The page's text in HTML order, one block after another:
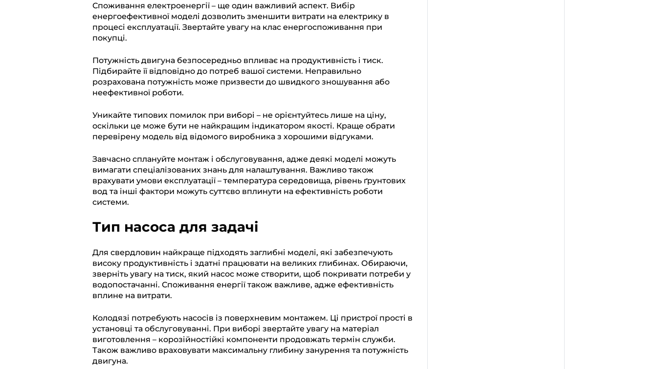
Споживання електроенергії – ще один важливий аспект. Вибір
енергоефективної моделі дозволить зменшити витрати на електрику в
процесі експлуатації. Звертайте увагу на клас енергоспоживання при
покупці.
Потужність двигуна безпосередньо впливає на продуктивність і тиск.
Підбирайте її відповідно до потреб вашої системи. Неправильно
розрахована потужність може призвести до швидкого зношування або
неефективної роботи.
Уникайте типових помилок при виборі – не орієнтуйтесь лише на ціну,
оскільки це може бути не найкращим індикатором якості. Краще обрати
перевірену модель від відомого виробника з хорошими відгуками.
Завчасно сплануйте монтаж і обслуговування, адже деякі моделі можуть
вимагати спеціалізованих знань для налаштування. Важливо також
врахувати умови експлуатації – температура середовища, рівень ґрунтових
вод та інші фактори можуть суттєво вплинути на ефективність роботи
системи.
Тип насоса для задачі
Для свердловин найкраще підходять заглибні моделі, які забезпечують
високу продуктивність і здатні працювати на великих глибинах. Обираючи,
зверніть увагу на тиск, який насос може створити, щоб покривати потреби у
водопостачанні. Споживання енергії також важливе, адже ефективність
вплине на витрати.
Колодязі потребують насосів із поверхневим монтажем. Ці пристрої прості в
установці та обслуговуванні. При виборі звертайте увагу на матеріал
виготовлення – корозійностійкі компоненти продовжать термін служби.
Також важливо враховувати максимальну глибину занурення та потужність
двигуна.